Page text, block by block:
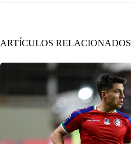
ARTÍCULOS RELACIONADOS